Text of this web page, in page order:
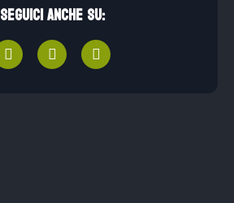
Seguici anche su: